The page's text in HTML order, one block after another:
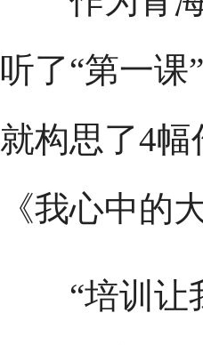
听了“第一
就构思了4
《我心中的
“培训让我